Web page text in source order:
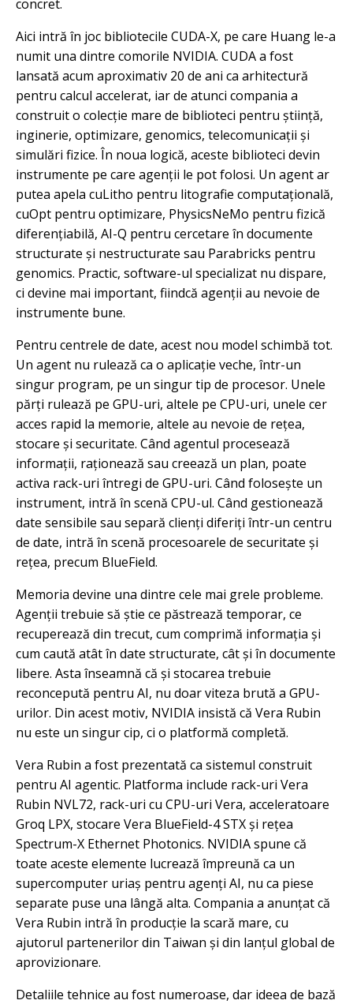
concret.
Aici intră în joc bibliotecile CUDA-X, pe care Huang le-a
numit una dintre comorile NVIDIA. CUDA a fost
lansată acum aproximativ 20 de ani ca arhitectură
pentru calcul accelerat, iar de atunci compania a
construit o colecție mare de biblioteci pentru știință,
inginerie, optimizare, genomics, telecomunicații și
simulări fizice. În noua logică, aceste biblioteci devin
instrumente pe care agenții le pot folosi. Un agent ar
putea apela cuLitho pentru litografie computațională,
cuOpt pentru optimizare, PhysicsNeMo pentru fizică
diferențiabilă, AI-Q pentru cercetare în documente
structurate și nestructurate sau Parabricks pentru
genomics. Practic, software-ul specializat nu dispare,
ci devine mai important, fiindcă agenții au nevoie de
instrumente bune.
Pentru centrele de date, acest nou model schimbă tot.
Un agent nu rulează ca o aplicație veche, într-un
singur program, pe un singur tip de procesor. Unele
părți rulează pe GPU-uri, altele pe CPU-uri, unele cer
acces rapid la memorie, altele au nevoie de rețea,
stocare și securitate. Când agentul procesează
informații, raționează sau creează un plan, poate
activa rack-uri întregi de GPU-uri. Când folosește un
instrument, intră în scenă CPU-ul. Când gestionează
date sensibile sau separă clienți diferiți într-un centru
de date, intră în scenă procesoarele de securitate și
rețea, precum BlueField.
Memoria devine una dintre cele mai grele probleme.
Agenții trebuie să știe ce păstrează temporar, ce
recuperează din trecut, cum comprimă informația și
cum caută atât în date structurate, cât și în documente
libere. Asta înseamnă că și stocarea trebuie
reconcepută pentru AI, nu doar viteza brută a GPU-
urilor. Din acest motiv, NVIDIA insistă că Vera Rubin
nu este un singur cip, ci o platformă completă.
Vera Rubin a fost prezentată ca sistemul construit
pentru AI agentic. Platforma include rack-uri Vera
Rubin NVL72, rack-uri cu CPU-uri Vera, acceleratoare
Groq LPX, stocare Vera BlueField-4 STX și rețea
Spectrum-X Ethernet Photonics. NVIDIA spune că
toate aceste elemente lucrează împreună ca un
supercomputer uriaș pentru agenți AI, nu ca piese
separate puse una lângă alta. Compania a anunțat că
Vera Rubin intră în producție la scară mare, cu
ajutorul partenerilor din Taiwan și din lanțul global de
aprovizionare.
Detaliile tehnice au fost numeroase, dar ideea de bază